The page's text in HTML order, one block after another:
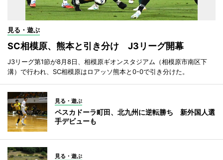
見る・遊ぶ
SC相模原、熊本と引き分け J3リーグ開幕
J3リーグ第1節が8月8日、相模原ギオンスタジアム（相模原市南区下
溝）で行われ、SC相模原はロアッソ熊本と0-0で引き分けた。
見る・遊ぶ
ペスカドーラ町田、北九州に逆転勝ち 新外国人選
手デビューも
見る・遊ぶ